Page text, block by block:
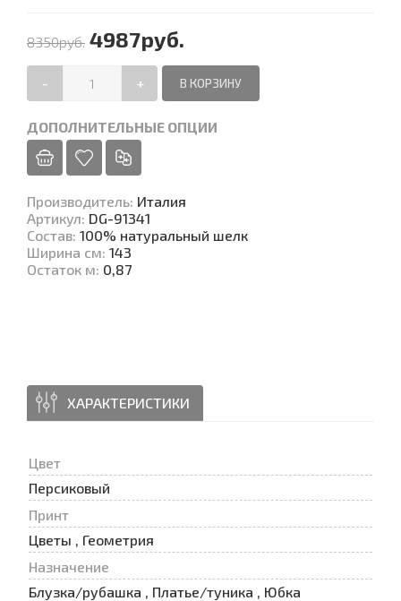
8350руб. 4987руб.
- +
ДОПОЛНИТЕЛЬНЫЕ ОПЦИИ
Производитель: Италия
Артикул: DG-91341
Состав: 100% натуральный шелк
Ширина см: 143
Остаток м: 0,87
ХАРАКТЕРИСТИКИ
Цвет
Персиковый
Принт
Цветы , Геометрия
Назначение
Блузка/рубашка , Платье/туника , Юбка